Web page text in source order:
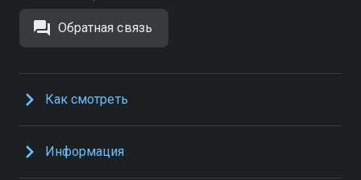
Обратная связь
Как смотреть
Информация